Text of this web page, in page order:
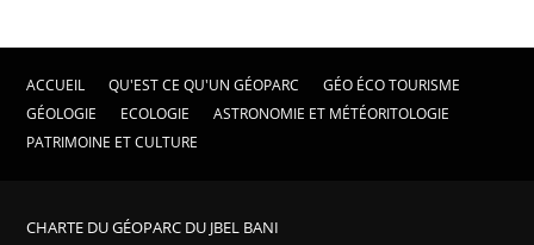
ACCUEIL QU'EST CE QU'UN GÉOPARC
GÉO ÉCO TOURISME
GÉOLOGIE
ECOLOGIE
ASTRONOMIE ET MÉTÉORITOLOGIE
PATRIMOINE ET CULTURE
CHARTE DU GÉOPARC DU JBEL BANI